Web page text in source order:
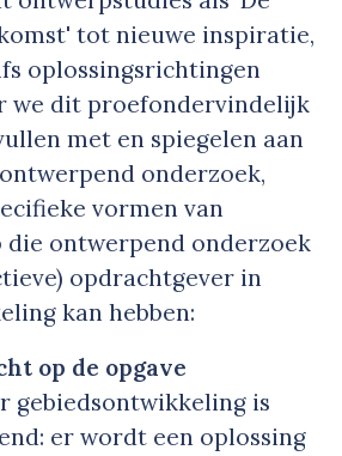
tot nieuwe inspiratie,
oplossingsrichtingen
we dit proefondervindelijk
met en spiegelen aan
onderzoek,
vormen van
die ontwerpend onderzoek
opdrachtgever in
kan hebben:
op de opgave
gebiedsontwikkeling is
er wordt een oplossing